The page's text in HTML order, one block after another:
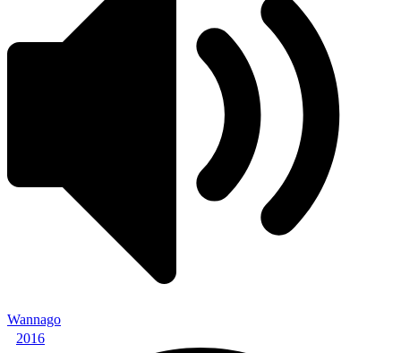
Wannago
2016